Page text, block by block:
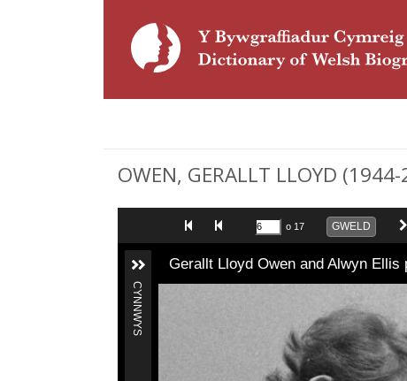
OWEN, GERALLT LLOYD
o 17 GWELD
Gerallt Lloyd Owen and Alwyn
CYNNWYS